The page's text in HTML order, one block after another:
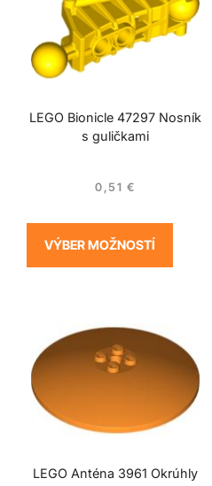
LEGO Bionicle 47297 Nosník
s guličkami
0,51 €
VÝBER MOŽNOSTÍ
LEGO Anténa 3961 Okrúhly